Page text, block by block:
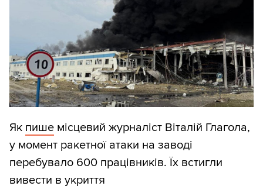
Як пише місцевий журналіст Віталій Глагола,
у момент ракетної атаки на заводі
перебувало 600 працівників. Їх встигли
вивести в укриття